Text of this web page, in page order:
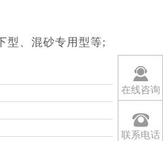
型、混砂专用型等;
在线咨询
联系电话